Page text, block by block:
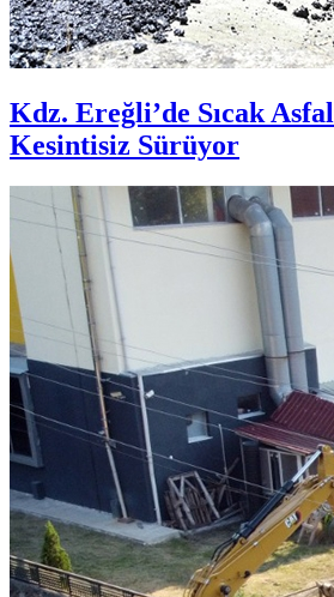
Kdz. Ereğli’de Sıcak
Kesintisiz Sürüyor